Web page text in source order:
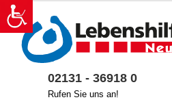
Zum
Inhalt
springen
02131 - 36918 0
Rufen Sie uns an!